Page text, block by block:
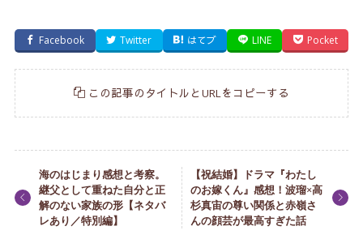
Facebook Twitter はてブ LINE Pocket
この記事のタイトルとURLをコピーする
海のはじまり感想と考察。
継父として重ねた自分と正
解のない家族の形【ネタバ
レあり／特別編】
【祝結婚】ドラマ『わたし
のお嫁くん』感想！波瑠×高
杉真宙の尊い関係と赤嶺さ
んの顔芸が最高すぎた話